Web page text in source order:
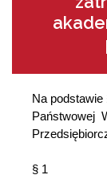
Na
Państwowej
§ 1